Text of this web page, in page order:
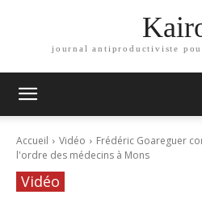
journal antiproductiviste
Accueil Vidéo
Frédéric Goareguer
l'ordre des médecins à Mons
Vidéo